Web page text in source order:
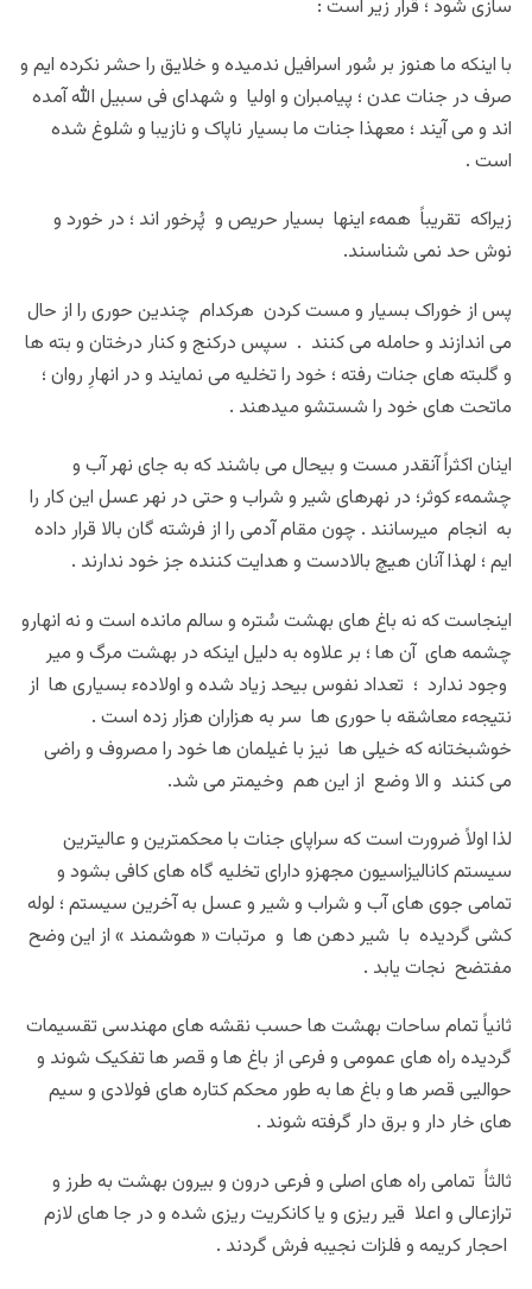
سازی شود ؛ قرار زیر است :
با اینکه ما هنوز بر سُور اسرافیل ندمیده و خلایق را حشر نکرده ایم و
صرف در جنات عدن ؛ پیامبران و اولیا و شهدای فی سبیل الله آمده
اند و می آیند ؛ معهذا جنات ما بسیار ناپاک و نازیبا و شلوغ شده
است .
زیراکه تقریباً همهء اینها بسیار حریص و پُرخور اند ؛ در خورد و
نوش حد نمی شناسند.
پس از خوراک بسیار و مست کردن هرکدام چندین حوری را از حال
می اندازند و حامله می کنند . سپس درکنج و کنار درختان و بته ها
و گلبته های جنات رفته ؛ خود را تخلیه می نمایند و در انهارِ روان ؛
ماتحت های خود را شستشو میدهند .
اینان اکثراً آنقدر مست و بیحال می باشند که به جای نهر آب و
چشمهء کوثر؛ در نهرهای شیر و شراب و حتی در نهر عسل این کار را
به انجام میرسانند . چون مقام آدمی را از فرشته گان بالا قرار داده
ایم ؛ لهذا آنان هیچ بالادست و هدایت کننده جز خود ندارند .
اینجاست که نه باغ های بهشت سُتره و سالم مانده است و نه انهارو
چشمه های آن ها ؛ بر علاوه به دلیل اینکه در بهشت مرگ و میر
وجود ندارد ؛ تعداد نفوس بیحد زیاد شده و اولادهء بسیاری ها از
نتیجهء معاشقه با حوری ها سر به هزاران هزار زده است .
خوشبختانه که خیلی ها نیز با غیلمان ها خود را مصروف و راضی
می کنند و الا وضع از این هم وخیمتر می شد.
لذا اولاً ضرورت است که سراپای جنات با محکمترین و عالیترین
سیستم کانالیزاسیون مجهزو دارای تخلیه گاه های کافی بشود و
تمامی جوی های آب و شراب و شیر و عسل به آخرین سیستم ؛ لوله
کشی گردیده با شیر دهن ها و مرتبات « هوشمند » از این وضح
مفتضح نجات یابد .
ثانیاً تمام ساحات بهشت ها حسب نقشه های مهندسی تقسیمات
گردیده راه های عمومی و فرعی از باغ ها و قصر ها تفکیک شوند و
حوالیی قصر ها و باغ ها به طور محکم کتاره های فولادی و سیم
های خار دار و برق دار گرفته شوند .
ثالثاً تمامی راه های اصلی و فرعی درون و بیرون بهشت به طرز و
ترازعالی و اعلا قیر ریزی و یا کانکریت ریزی شده و در جا های لازم
احجار کریمه و فلزات نجیبه فرش گردند .